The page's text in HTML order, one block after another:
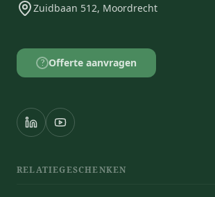
Zuidbaan 512, Moordrecht
? Offerte aanvragen
RELATIEGESCHENKEN